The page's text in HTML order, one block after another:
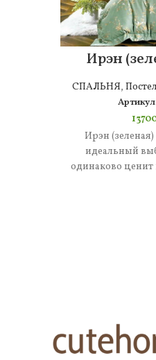
Ирэн
СПАЛЬНЯ,
Ирэн
идеальный
одинаково ценит